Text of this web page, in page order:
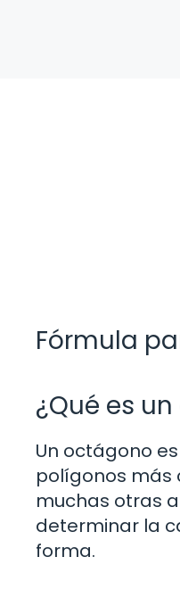
Fórmula
¿Qué es
Un octágono
polígonos más
muchas otras
determinar la
forma.